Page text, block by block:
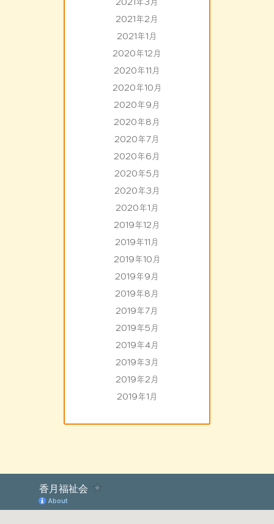
2021年2月
2021年1月
2020年12月
2020年11月
2020年10月
2020年9月
2020年8月
2020年7月
2020年6月
2020年5月
2020年3月
2020年1月
2019年12月
2019年11月
2019年10月
2019年9月
2019年8月
2019年7月
2019年5月
2019年4月
2019年3月
2019年2月
2019年1月